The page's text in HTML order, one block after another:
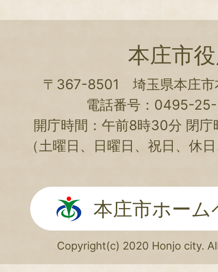
本庄市
〒367-8501 埼玉県本庄市
電話番号：0495-25-
開庁時間：午前8時30分 閉庁
（土曜日、日曜日、祝日、休
本庄市ホー
Copyright(c) 2020 Honjo city.